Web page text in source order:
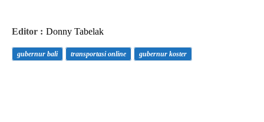
Editor : Donny Tabelak
gubernur bali transportasi online gubernur koster